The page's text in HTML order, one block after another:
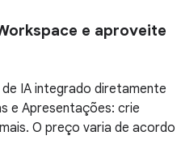
e aproveite
IA integrado diretamente
e Apresentações: crie
O preço varia de acordo